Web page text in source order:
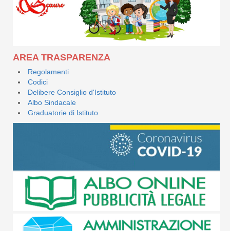
AREA TRASPARENZA
Regolamenti
Codici
Delibere Consiglio d'Istituto
Albo Sindacale
Graduatorie di Istituto